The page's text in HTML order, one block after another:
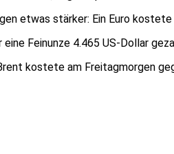
etwas stärker: Ein Euro
Feinunze 4.465 US-Dollar
kostete am Freitagmorgen